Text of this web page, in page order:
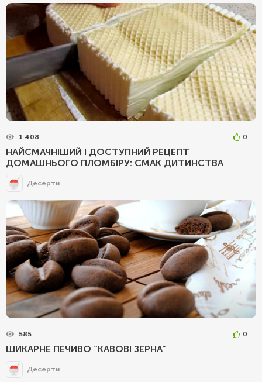
1 408 0
НАЙСМАЧНІШИЙ І ДОСТУПНИЙ РЕЦЕПТ
ДОМАШНЬОГО ПЛОМБІРУ: СМАК ДИТИНСТВА
Десерти
585 0
ШИКАРНЕ ПЕЧИВО “КАВОВІ ЗЕРНА”
Десерти